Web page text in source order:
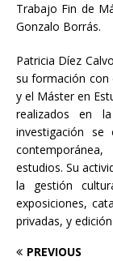
Trabajo Fin de
Gonzalo Borrás.
Patricia Díez
su formación con
y el Máster en
realizados en
investigación
estudios. Su
la gestión
exposiciones,
privadas, y
PREVIOUS